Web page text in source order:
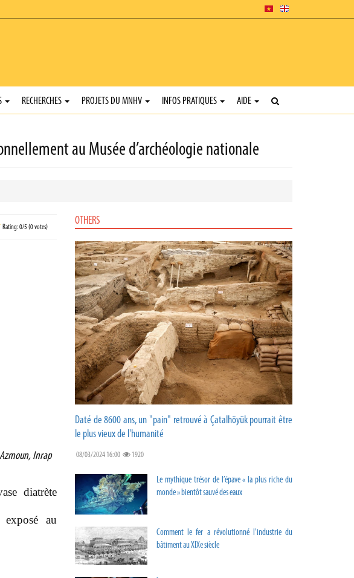
RECHERCHES PROJETS DU MNHV INFOS PRATIQUES AIDE
au Musée d’archéologie nationale
Rating: 0/5 (0 votes)
Inrap
diatrète
au
OTHERS
Daté de 8600 ans, un "pain" retrouvé à Çatalhöyük pourrait être
le plus vieux de l'humanité
08/03/2024 16:00 1920
Le mythique trésor de l’épave « la plus riche du
monde » bientôt sauvé des eaux
Comment le fer a révolutionné l'industrie du
bâtiment au XIXe siècle